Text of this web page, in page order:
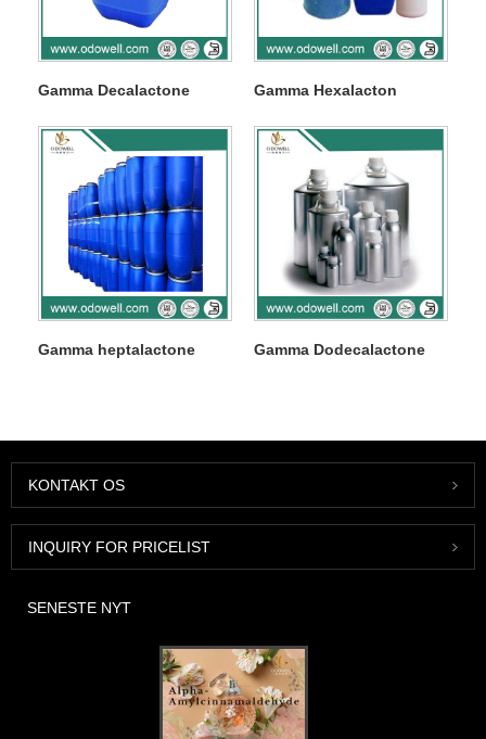
Gamma Decalactone Gamma Hexalacton
Gamma heptalactone Gamma Dodecalactone
KONTAKT OS
INQUIRY FOR PRICELIST
SENESTE NYT